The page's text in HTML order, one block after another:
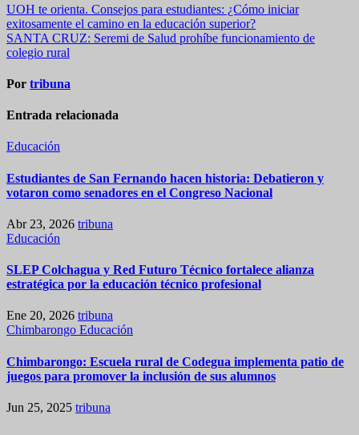
Navegación
de
entradas
UOH te orienta. Consejos para estudiantes: ¿Cómo iniciar
exitosamente el camino en la educación superior?
SANTA CRUZ: Seremi de Salud prohíbe funcionamiento de
colegio rural
Por tribuna
Entrada relacionada
Educación
Estudiantes de San Fernando hacen historia: Debatieron y
votaron como senadores en el Congreso Nacional
Abr 23, 2026 tribuna
Educación
SLEP Colchagua y Red Futuro Técnico fortalece alianza
estratégica por la educación técnico profesional
Ene 20, 2026 tribuna
Chimbarongo Educación
Chimbarongo: Escuela rural de Codegua implementa patio de
juegos para promover la inclusión de sus alumnos
Jun 25, 2025 tribuna